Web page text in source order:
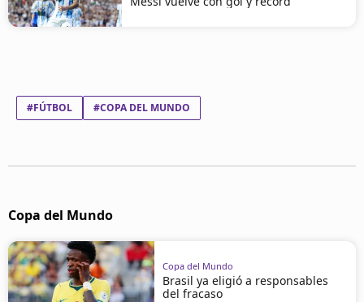
#FÚTBOL #COPA DEL MUNDO
Copa del Mundo
Copa del Mundo
Brasil ya eligió a responsables
del fracaso